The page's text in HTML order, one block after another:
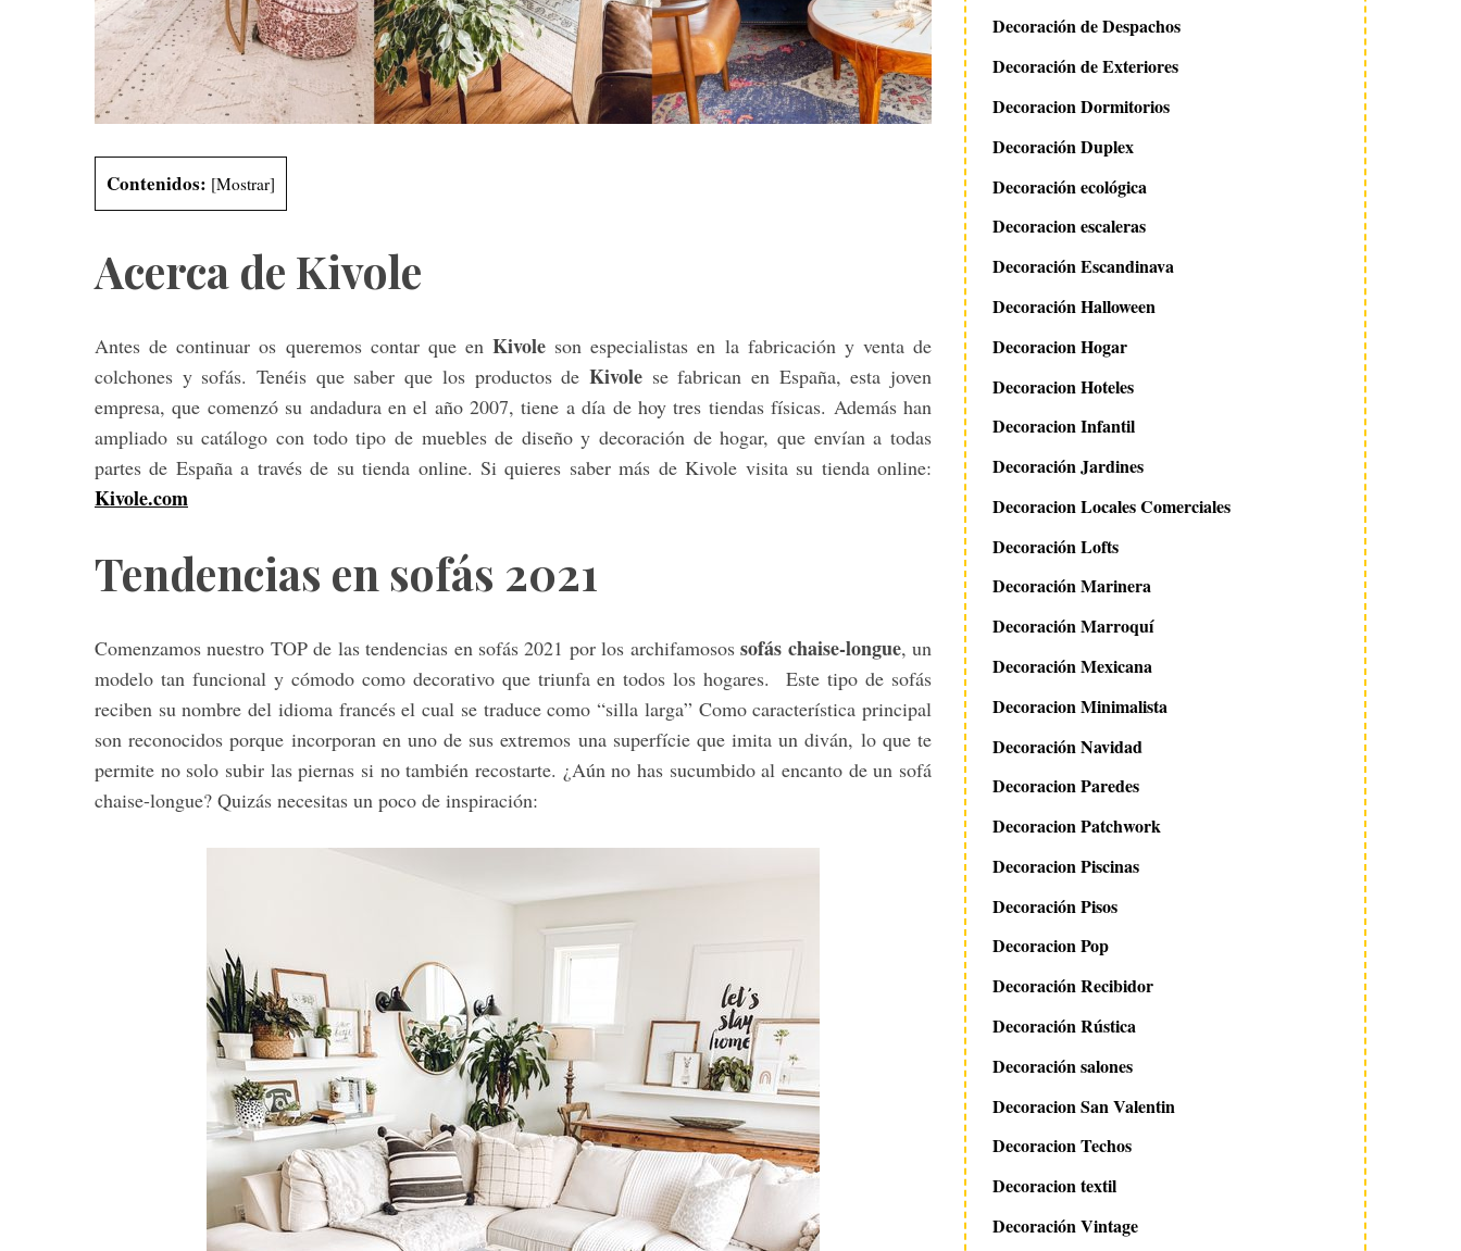
Contenidos: [Mostrar]
Acerca de Kivole
Antes de continuar os queremos contar que en Kivole son especialistas en la fabricación y venta de
colchones y sofás. Tenéis que saber que los productos de Kivolese fabrican en España, esta joven
empresa, que comenzó su andadura en el año 2007, tiene a día de hoy tres tiendas físicas. Además han
ampliado su catálogo con todo tipo de muebles de diseño y decoración de hogar, que envían a todas
partes de España a través de su tienda online. Si quieres saber más de Kivole visita su tienda online:
Kivole.com
Tendencias en sofás 2021
Comenzamos nuestro TOP de las tendencias en sofás 2021 por los archifamosossofás chaise-longue, un
modelo tan funcional y cómodo como decorativo que triunfa en todos los hogares. Este tipo de sofás
reciben su nombre del idioma francés el cual se traduce como “silla larga” Como característica principal
son reconocidos porque incorporan en uno de sus extremos una superfície que imita un diván, lo que te
permite no solo subir las piernas si no también recostarte. ¿Aún no has sucumbido al encanto de un sofá
chaise-longue? Quizás necesitas un poco de inspiración:
Decoración de Despachos
Decoración de Exteriores
Decoracion Dormitorios
Decoración Duplex
Decoración ecológica
Decoracion escaleras
Decoración Escandinava
Decoración Halloween
Decoracion Hogar
Decoracion Hoteles
Decoracion Infantil
Decoración Jardines
Decoracion Locales Comerciales
Decoración Lofts
Decoración Marinera
Decoración Marroquí
Decoración Mexicana
Decoracion Minimalista
Decoración Navidad
Decoracion Paredes
Decoracion Patchwork
Decoracion Piscinas
Decoración Pisos
Decoracion Pop
Decoración Recibidor
Decoración Rústica
Decoración salones
Decoracion San Valentin
Decoracion Techos
Decoracion textil
Decoración Vintage
S
e
c
o
r